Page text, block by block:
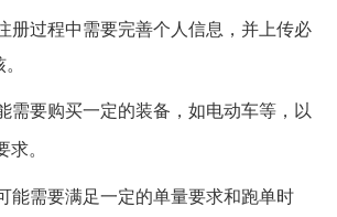
册过程中需要完善个人信息，并上传必
需要购买一定的装备，如电动车等，以
。
能需要满足一定的单量要求和跑单时